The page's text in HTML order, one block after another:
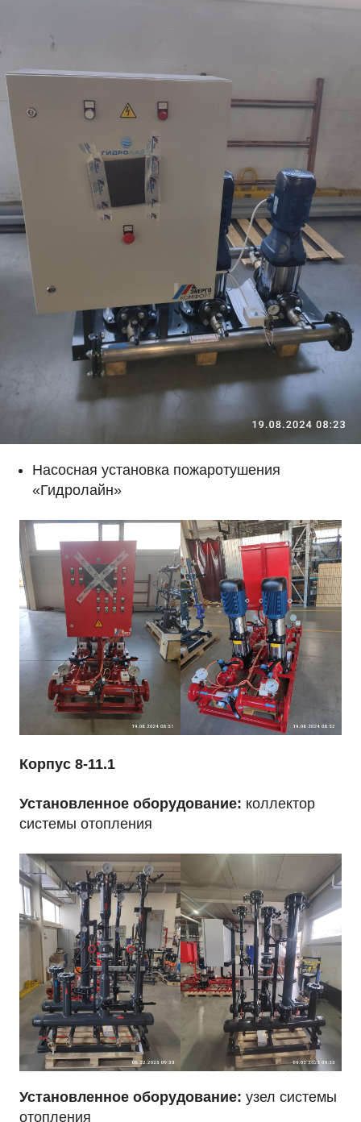
Насосная установка пожаротушения
«Гидролайн»
Корпус 8-11.1
Установленное оборудование: коллектор
системы отопления
Установленное оборудование: узел системы
отопления